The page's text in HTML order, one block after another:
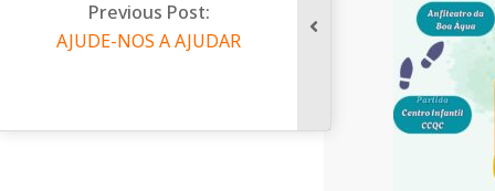
i
o
Vamos à Praia?
Duas das nossas
Previous Post:
AJUDE-NOS A AJUDAR